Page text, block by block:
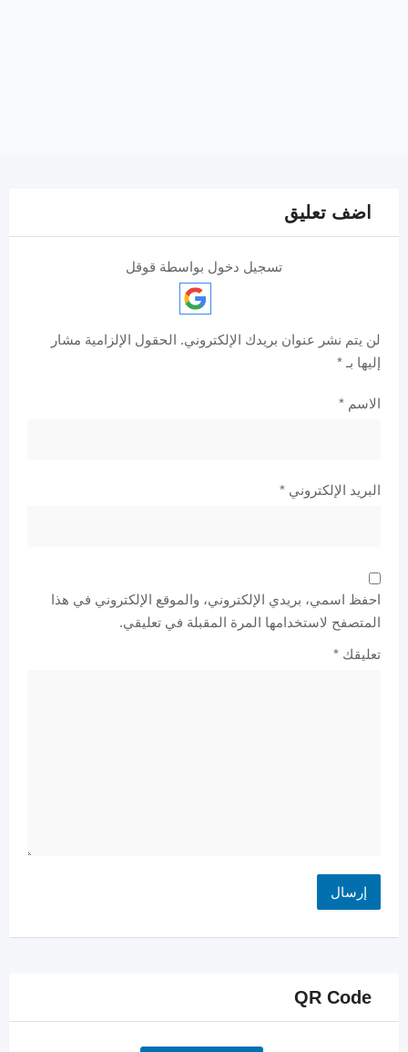
اضف تعليق
تسجيل دخول بواسطة قوقل
لن يتم نشر عنوان بريدك الإلكتروني. الحقول الإلزامية مشار
إليها بـ *
الاسم *
البريد الإلكتروني *
احفظ اسمي، بريدي الإلكتروني، والموقع الإلكتروني في هذا
المتصفح لاستخدامها المرة المقبلة في تعليقي.
تعليقك *
QR Code